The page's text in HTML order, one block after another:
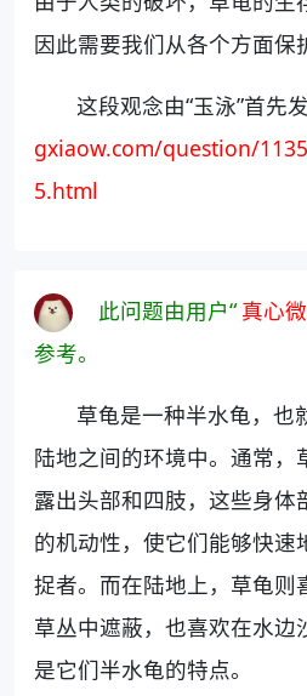
因此需要我们从各个方面保
这段观念由“玉泳”首先
gxiaow.com/question/
5.html
此问题由用户“ 真心
参考。
草龟是一种半水龟，也
陆地之间的环境中。通常，
露出头部和四肢，这些身体
的机动性，使它们能够快速
捉者。而在陆地上，草龟则
草丛中遮蔽，也喜欢在水边
是它们半水龟的特点。